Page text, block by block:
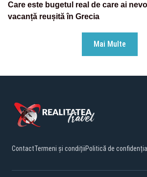
Care este bugetul real de care ai
vacanță reușită în Grecia
Mai Multe
ContactTermeni și condițiiPolitică de